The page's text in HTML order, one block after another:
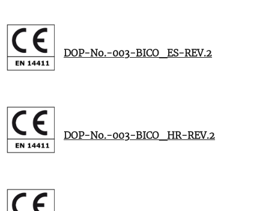
DOP-No.-003-BICO_ES-REV.2
DOP-No.-003-BICO_HR-REV.2